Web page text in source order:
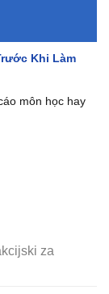
Khi Làm
môn học hay
za